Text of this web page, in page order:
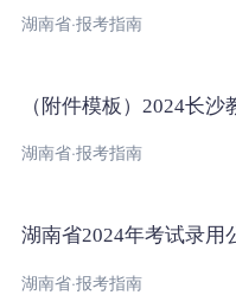
湖南省·报考指南
湖南省·报考指南
湖南省2024年考试录用
湖南省·报考指南